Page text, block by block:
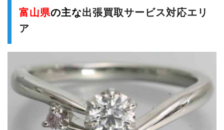
富山県の主な出張買取サービス対応エリ
ア